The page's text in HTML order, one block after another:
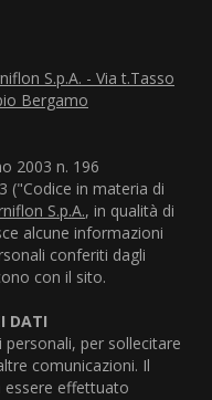
S.p.A. - Via t.Tasso
Bergamo
2003 n. 196
("Codice in materia di
S.p.A., in qualità di
alcune informazioni
conferiti dagli
con il sito.
DATI
per sollecitare
comunicazioni. Il
effettuato